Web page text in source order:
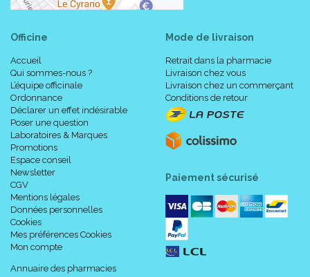
Officine
Accueil
Qui sommes-nous ?
L’équipe officinale
Ordonnance
Déclarer un effet indésirable
Poser une question
Laboratoires & Marques
Promotions
Espace conseil
Newsletter
CGV
Mentions légales
Données personnelles
Cookies
Mes préférences Cookies
Mon compte
Annuaire des pharmacies
Mode de livraison
Retrait dans la pharmacie
Livraison chez vous
Livraison chez un commerçant
Conditions de retour
Paiement sécurisé